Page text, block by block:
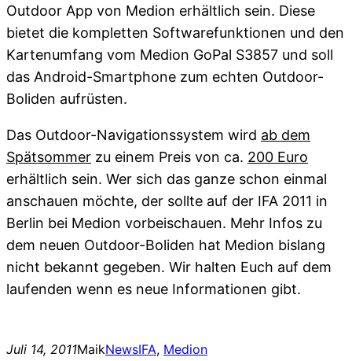
Outdoor App von Medion erhältlich sein. Diese
bietet die kompletten Softwarefunktionen und den
Kartenumfang vom Medion GoPal S3857 und soll
das Android-Smartphone zum echten Outdoor-
Boliden aufrüsten.
Das Outdoor-Navigationssystem wird ab dem
Spätsommer zu einem Preis von ca. 200 Euro
erhältlich sein. Wer sich das ganze schon einmal
anschauen möchte, der sollte auf der IFA 2011 in
Berlin bei Medion vorbeischauen. Mehr Infos zu
dem neuen Outdoor-Boliden hat Medion bislang
nicht bekannt gegeben. Wir halten Euch auf dem
laufenden wenn es neue Informationen gibt.
Juli 14, 2011MaikNewsIFA, Medion